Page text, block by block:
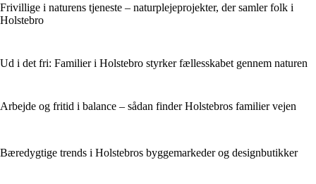
Frivillige i naturens tjeneste – naturplejeprojekter, der samler folk i
Holstebro
Ud i det fri: Familier i Holstebro styrker fællesskabet gennem naturen
Arbejde og fritid i balance – sådan finder Holstebros familier vejen
Bæredygtige trends i Holstebros byggemarkeder og designbutikker